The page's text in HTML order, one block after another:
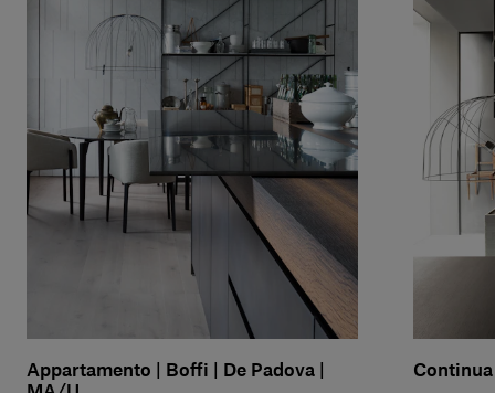
Appartamento | Boffi | De Padova |